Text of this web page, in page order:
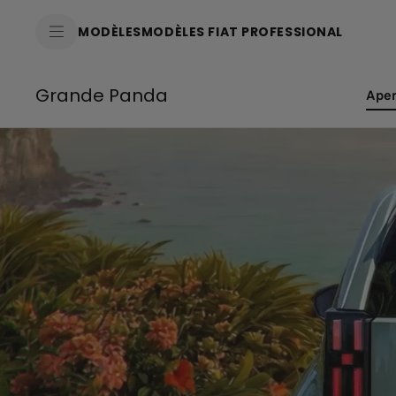
MODÈLESMODÈLES FIAT PROFESSIONAL
Grande Panda